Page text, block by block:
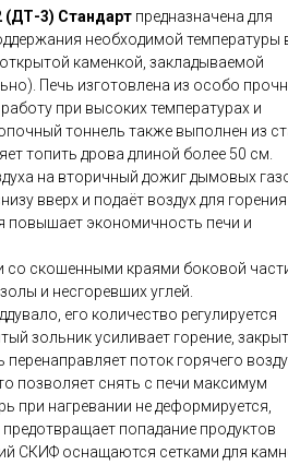
(ДТ-3) Стандарт предназначена для
необходимой температуры
каменкой, закладываемой
Печь изготовлена из особо
при высоких температурах и
тоннель также выполнен из
топить дрова длиной более 50 см.
на вторичный дожиг дымовых
вверх и подаёт воздух для
повышает экономичность печи и
со скошенными краями боковой
и несгоревших углей.
его количество регулируется
зольник усиливает горение,
поток горячего
позволяет снять с печи максимум
при нагревании не деформируется,
попадание продуктов
СКИФ оснащаются сетками для